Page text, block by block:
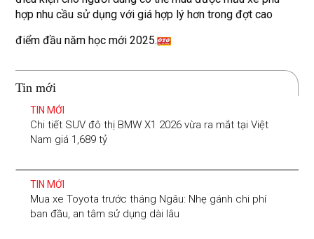
hợp nhu cầu sử dụng với giá hợp lý hơn trong đợt cao
điểm đầu năm học mới 2025.
Tin mới
TIN MỚI
Chi tiết SUV đô thị BMW X1 2026 vừa ra mắt tại Việt
Nam giá 1,689 tỷ
TIN MỚI
Mua xe Toyota trước tháng Ngâu: Nhẹ gánh chi phí
ban đầu, an tâm sử dụng dài lâu